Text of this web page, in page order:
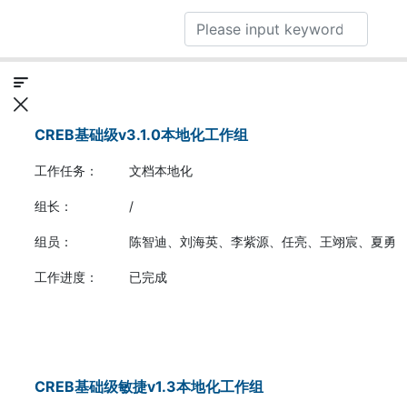
CREB基础级v3.1.0本地化工作组
工作任务： 文档本地化
组长： /
组员： 陈智迪、刘海英、李紫源、任亮、王翊宸、夏勇
工作进度： 已完成
CREB基础级敏捷v1.3本地化工作组